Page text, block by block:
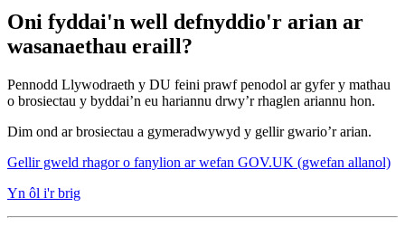
Oni fyddai'n well defnyddio'r arian ar
wasanaethau eraill?
Pennodd Llywodraeth y DU feini prawf penodol ar gyfer y mathau
o brosiectau y byddai’n eu hariannu drwy’r rhaglen ariannu hon.
Dim ond ar brosiectau a gymeradwywyd y gellir gwario’r arian.
Gellir gweld rhagor o fanylion ar wefan GOV.UK (gwefan allanol)
Yn ôl i'r brig